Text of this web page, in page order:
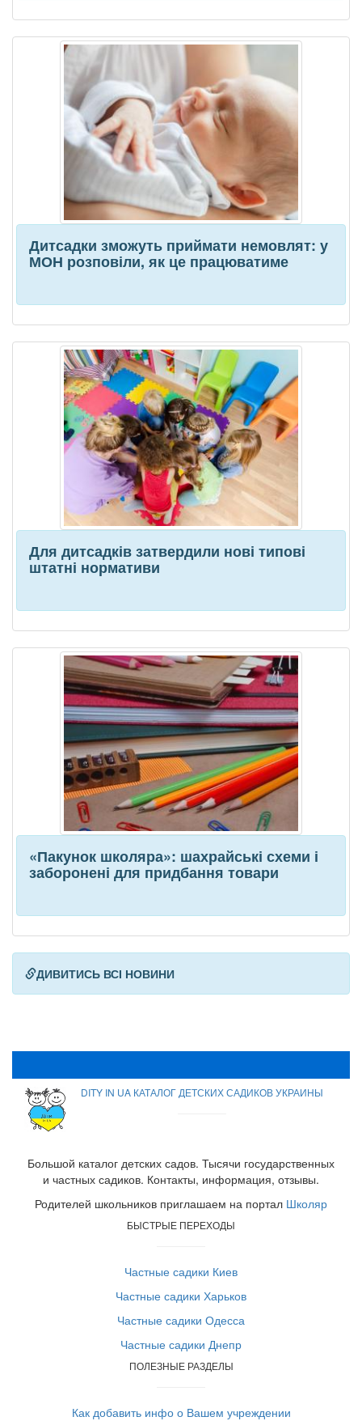
Дитсадки зможуть приймати немовлят: у
МОН розповіли, як це працюватиме
Для дитсадків затвердили нові типові
штатні нормативи
«Пакунок школяра»: шахрайські схеми і
заборонені для придбання товари
ДИВИТИСЬ ВСІ НОВИНИ
DITY IN UA КАТАЛОГ ДЕТСКИХ САДИКОВ УКРАИНЫ
Большой каталог детских садов. Тысячи государственных
и частных садиков. Контакты, информация, отзывы.
Родителей школьников приглашаем на портал Школяр
БЫСТРЫЕ ПЕРЕХОДЫ
Частные садики Киев
Частные садики Харьков
Частные садики Одесса
Частные садики Днепр
ПОЛЕЗНЫЕ РАЗДЕЛЫ
Как добавить инфо о Вашем учреждении